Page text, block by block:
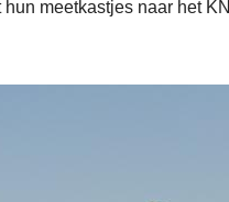
meetkastjes naar het